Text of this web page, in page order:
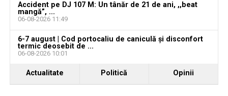
Accident pe DJ 107 M: Un tânăr de 21 de ani, ,,beat
mangă”, ...
06-08-2026 11:49
6-7 august | Cod portocaliu de caniculă și disconfort
termic deosebit de ...
06-08-2026 10:01
Actualitate Politică Opinii